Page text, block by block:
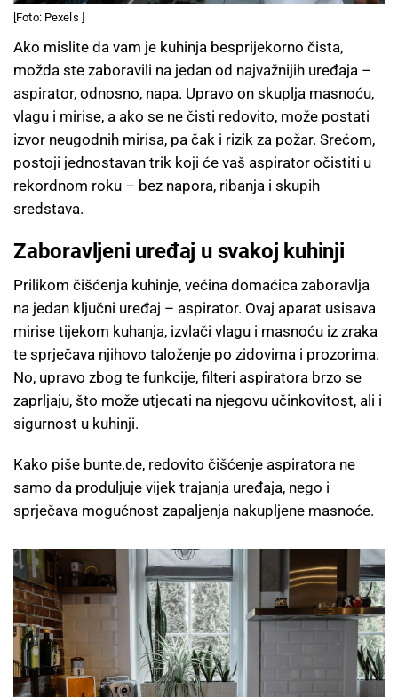
[Foto: Pexels ]
Ako mislite da vam je kuhinja besprijekorno čista,
možda ste zaboravili na jedan od najvažnijih uređaja –
aspirator, odnosno, napa. Upravo on skuplja masnoću,
vlagu i mirise, a ako se ne čisti redovito, može postati
izvor neugodnih mirisa, pa čak i rizik za požar. Srećom,
postoji jednostavan trik koji će vaš aspirator očistiti u
rekordnom roku – bez napora, ribanja i skupih
sredstava.
Zaboravljeni uređaj u svakoj kuhinji
Prilikom čišćenja kuhinje, većina domaćica zaboravlja
na jedan ključni uređaj – aspirator. Ovaj aparat usisava
mirise tijekom kuhanja, izvlači vlagu i masnoću iz zraka
te sprječava njihovo taloženje po zidovima i prozorima.
No, upravo zbog te funkcije, filteri aspiratora brzo se
zaprljaju, što može utjecati na njegovu učinkovitost, ali i
sigurnost u kuhinji.
Kako piše bunte.de, redovito čišćenje aspiratora ne
samo da produljuje vijek trajanja uređaja, nego i
sprječava mogućnost zapaljenja nakupljene masnoće.